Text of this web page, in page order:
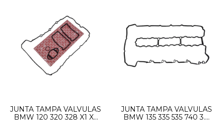
JUNTA TAMPA VALVULAS
BMW 120 320 328 X1 X3
JUNTA TAMPA VALVULAS
BMW 135 335 535 740 3.0